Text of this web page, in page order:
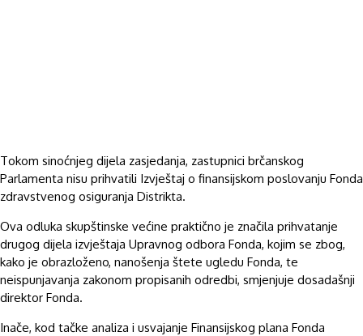
Tokom sinoćnjeg dijela zasjedanja, zastupnici brčanskog
Parlamenta nisu prihvatili Izvještaj o finansijskom poslovanju Fonda
zdravstvenog osiguranja Distrikta.
Ova odluka skupštinske većine praktično je značila prihvatanje
drugog dijela izvještaja Upravnog odbora Fonda, kojim se zbog,
kako je obrazloženo, nanošenja štete ugledu Fonda, te
neispunjavanja zakonom propisanih odredbi, smjenjuje dosadašnji
direktor Fonda.
Inače, kod tačke analiza i usvajanje Finansijskog plana Fonda